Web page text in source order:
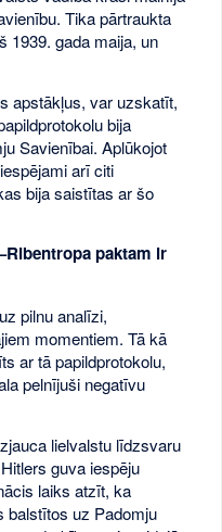
Tika pārtraukta
1939. gada maija, un
apstākļus, var uzskatīt,
bija
Savienībai. Aplūkojot
arī citi
bija saistītas ar šo
paktam ir
pilnu analīzi,
momentiem. Tā kā
ar tā papildprotokolu,
pelnījuši negatīvu
lielvalstu līdzsvaru
guva iespēju
laiks atzīt, ka
balstītos uz Padomju